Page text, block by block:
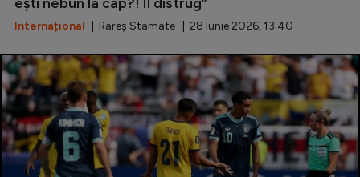
Internațional | Rareș Stamate | 28 Iunie 2026, 13:40